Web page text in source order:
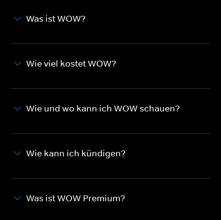
Was ist WOW?
Wie viel kostet WOW?
Wie und wo kann ich WOW schauen?
Wie kann ich kündigen?
Was ist WOW Premium?